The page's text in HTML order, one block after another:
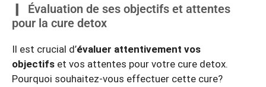
Évaluation de ses objectifs et attentes
pour la cure detox
Il est crucial d’évaluer attentivement vos
objectifs et vos attentes pour votre cure detox.
Pourquoi souhaitez-vous effectuer cette cure?